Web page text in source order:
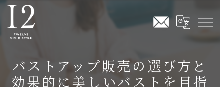
バストアップ販売の選び方と
効果的に美しいバストを目指